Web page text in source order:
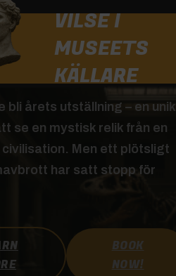
VILSE I
MUSEETS
KÄLLARE
bli årets utställning – en unik
se en mystisk relik från en
Men ett plötsligt
har satt stopp för
BOOK
NOW!